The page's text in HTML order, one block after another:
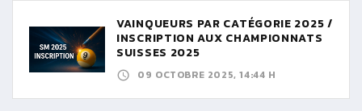
VAINQUEURS PAR CATÉGORIE 2025 /
INSCRIPTION AUX CHAMPIONNATS
SUISSES 2025
09 OCTOBRE 2025, 14:44 H